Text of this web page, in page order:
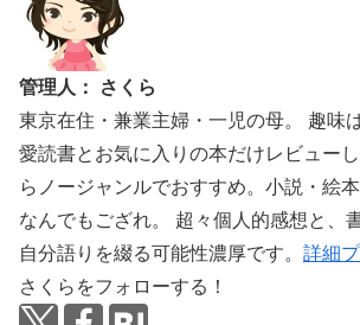
管理人： さくら
東京在住・兼業主婦・一児の母。 趣味
愛読書とお気に入りの本だけレビュー
らノージャンルでおすすめ。小説・絵
なんでもござれ。 超々個人的感想と、
自分語りを綴る可能性濃厚です。 詳細
さくらをフォローする！